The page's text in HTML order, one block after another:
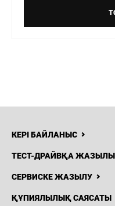
КЕРІ БАЙЛАНЫС
ТЕСТ-ДРАЙВҚА
СЕРВИСКЕ ЖАЗЫЛУ
ҚҰПИЯЛЫЛЫҚ САЯСАТЫ